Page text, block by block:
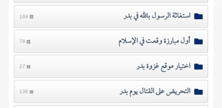
استغاثة الرسول بالله في بدر 169
أول مبارزة وقعت في الإسلام 78
اختيار موقع غزوة بدر 27
التحريض على القتال يوم بدر 136